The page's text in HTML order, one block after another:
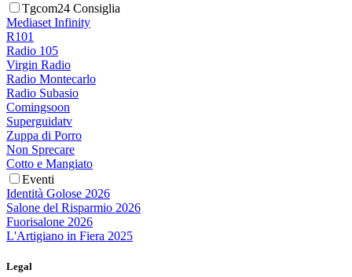
Tgcom24 Consiglia
Mediaset Infinity
R101
Radio 105
Virgin Radio
Radio Montecarlo
Radio Subasio
Comingsoon
Superguidatv
Zuppa di Porro
Non Sprecare
Cotto e Mangiato
Eventi
Identità Golose 2026
Salone del Risparmio 2026
Fuorisalone 2026
L'Artigiano in Fiera 2025
Legal